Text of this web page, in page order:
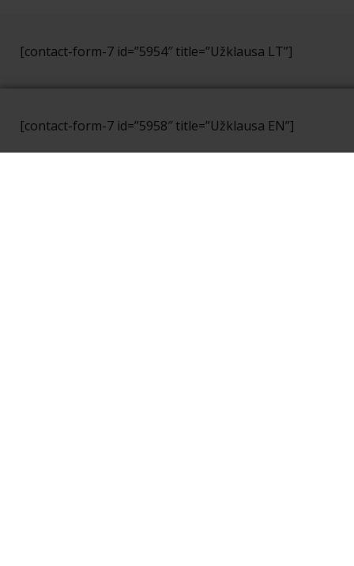
[contact-form-7 id=”5954″ title=”Užklausa LT”]
[contact-form-7 id=”5958″ title=”Užklausa EN”]